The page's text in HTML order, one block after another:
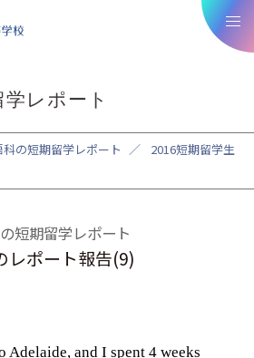
レポート
科の短期留学レポート ／
2016短期留学生
短期留学レポート
レポート報告(9)
Adelaide, and I spent 4 weeks